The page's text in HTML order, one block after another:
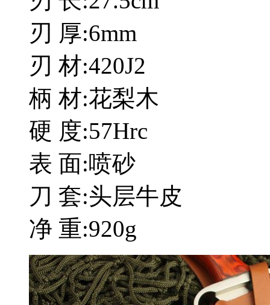
刃 厚:6mm
刃 材:420J2
柄 材:花梨木
硬 度:57Hrc
表 面:喷砂
刀 套:头层牛皮
净 重:920g